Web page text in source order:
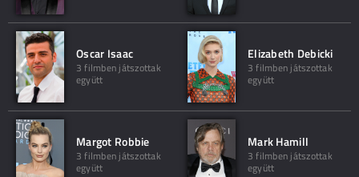
Oscar Isaac
3 filmben játszottak
együtt
Elizabeth Debicki
3 filmben játszottak
együtt
Margot Robbie
3 filmben játszottak
együtt
Mark Hamill
3 filmben játszottak
együtt